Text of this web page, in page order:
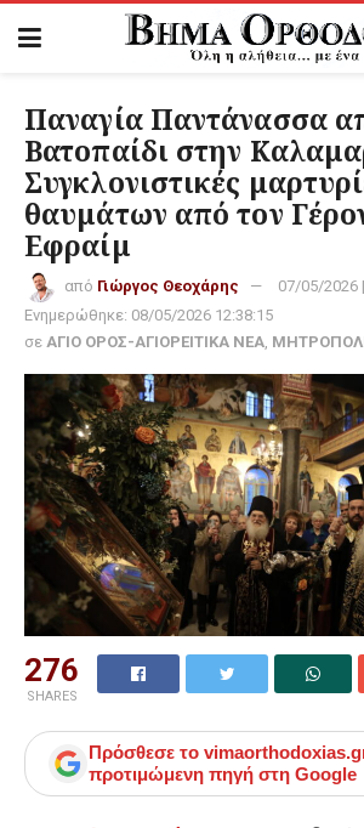
Παναγία Παντάνασσα
Βατοπαίδι στην
Συγκλονιστικές
θαυμάτων από τον
Εφραίμ
από Γιώργος Θεοχάρης
07/05/2026
Ενημερώθηκε: 08/05/2026 12:38:15
σε ΑΓΙΟ ΟΡΟΣ-ΑΓΙΟΡΕΙΤΙΚΑ ΝΕΑ,
276
SHARES
Πρόσθεσε το
προτιμώμενη πηγή στη Google